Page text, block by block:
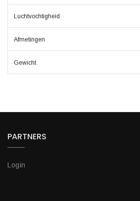
Luchtvochtigheid
Afmetingen
Gewicht
PARTNERS
Login